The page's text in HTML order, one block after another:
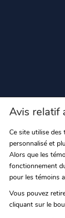
Avis relatif
Ce site utilise
personnalisé et
Alors que les
fonctionnement
pour les témoins
Vous pouvez
cliquant sur le